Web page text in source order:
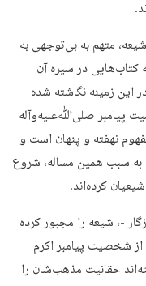
متهم به بی‌توجهی به
در سیره آن
زمینه نگاشته شده
پیامبر صلی‌ﷲ‌علیه‌وآله
نهفته و پنهان است و
به سبب همین مساله، شروع
کرده‌اند.
-، شیعه را مجبور کرده
شخصیت پیامبر اکرم
حقانیت مذهب‌شان را